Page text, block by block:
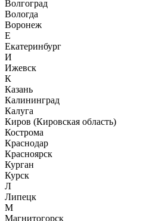
Волгоград
Вологда
Воронеж
Е
Екатеринбург
И
Ижевск
К
Казань
Калининград
Калуга
Киров (Кировская область)
Кострома
Краснодар
Красноярск
Курган
Курск
Л
Липецк
М
Магнитогорск